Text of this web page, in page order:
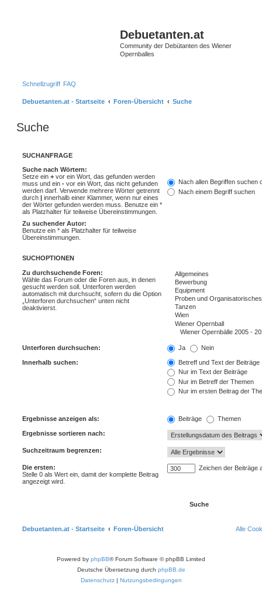
Debuetanten.at
Community der Debütanten des Wiener
Opernballes
Schnellzugriff FAQ
Debuetanten.at - Startseite Foren-Übersicht Suche
Suche
SUCHANFRAGE
Suche nach Wörtern:
Setze ein + vor ein Wort, das gefunden werden
muss und ein - vor ein Wort, das nicht gefunden
werden darf. Verwende mehrere Wörter getrennt
durch | innerhalb einer Klammer, wenn nur eines
der Wörter gefunden werden muss. Benutze ein *
als Platzhalter für teilweise Übereinstimmungen.
Nach allen Begriffen suchen
Nach einem Begriff suchen
Zu suchender Autor:
Benutze ein * als Platzhalter für teilweise
Übereinstimmungen.
SUCHOPTIONEN
Zu durchsuchende Foren:
Wähle das Forum oder die Foren aus, in denen
gesucht werden soll. Unterforen werden
automatisch mit durchsucht, sofern du die Option
„Unterforen durchsuchen“ unten nicht
deaktivierst.
Unterforen durchsuchen: Ja Nein
Innerhalb suchen:
Betreff und Text der Beiträge
Nur im Text der Beiträge
Nur im Betreff der Themen
Nur im ersten Beitrag der
Ergebnisse anzeigen als: Beiträge Themen
Ergebnisse sortieren nach:
Suchzeitraum begrenzen:
Die ersten:
Stelle 0 als Wert ein, damit der komplette Beitrag
angezeigt wird.
Zeichen der Beiträge
Debuetanten.at - Startseite Foren-Übersicht Alle
Powered by phpBB® Forum Software © phpBB Limited
Deutsche Übersetzung durch phpBB.de
Datenschutz| Nutzungsbedingungen